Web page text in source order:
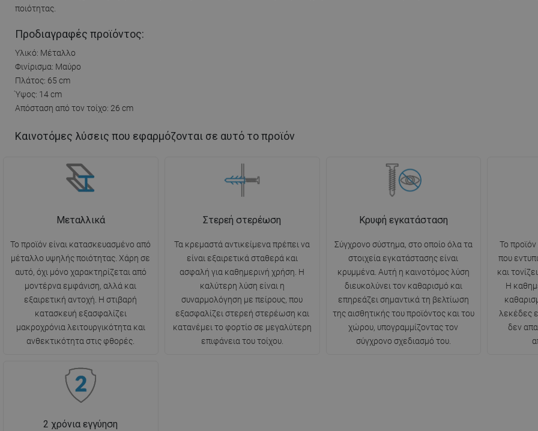
ποιότητας.
Προδιαγραφές προϊόντος:
Υλικό: Μέταλλο
Φινίρισμα: Μαύρο
Πλάτος: 65 cm
Ύψος: 14 cm
Απόσταση από τον τοίχο: 26 cm
Καινοτόμες λύσεις που εφαρμόζονται σε αυτό το προϊόν
Μεταλλικά
Το προϊόν είναι κατασκευασμένο από
μέταλλο υψηλής ποιότητας. Χάρη σε
αυτό, όχι μόνο χαρακτηρίζεται από
μοντέρνα εμφάνιση, αλλά και
εξαιρετική αντοχή. Η στιβαρή
κατασκευή εξασφαλίζει
μακροχρόνια λειτουργικότητα και
ανθεκτικότητα στις φθορές.
Στερεή στερέωση
Τα κρεμαστά αντικείμενα πρέπει να
είναι εξαιρετικά σταθερά και
ασφαλή για καθημερινή χρήση. Η
καλύτερη λύση είναι η
συναρμολόγηση με πείρους, που
εξασφαλίζει στερεή στερέωση και
κατανέμει το φορτίο σε μεγαλύτερη
επιφάνεια του τοίχου.
Κρυφή εγκατάσταση
Σύγχρονο σύστημα, στο οποίο όλα τα
στοιχεία εγκατάστασης είναι
κρυμμένα. Αυτή η καινοτόμος λύση
διευκολύνει τον καθαρισμό και
επηρεάζει σημαντικά τη βελτίωση
της αισθητικής του προϊόντος και του
χώρου, υπογραμμίζοντας τον
σύγχρονο σχεδιασμό του.
Το προϊόν
που
και
Η
λεκέδες
δεν
2 χρόνια εγγύηση